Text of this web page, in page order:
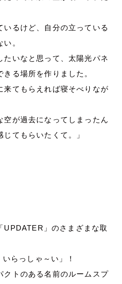
るけど、自分の立っている
。
いなと思って、太陽光パネ
る場所を作りました。
てもらえれば寝そべりなが
が過去になってしまったん
てもらいたくて。」
UPDATER 」のさまざまな取
らっしゃ～い」！
クトのある名前のルームスプ